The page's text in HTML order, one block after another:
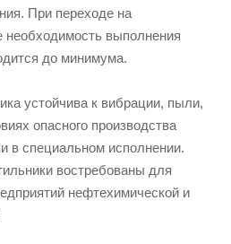
При переходе на
необходимость выполнения
до минимума.
устойчива к вибрации, пыли,
опасного производства
в специальном исполнении.
востребованы для
нефтехимической и